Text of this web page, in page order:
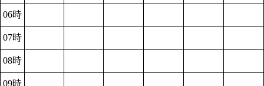
06時
07時
08時
09時